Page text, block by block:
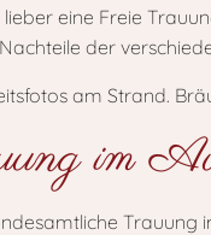
eine Freie
der
im
Trauung